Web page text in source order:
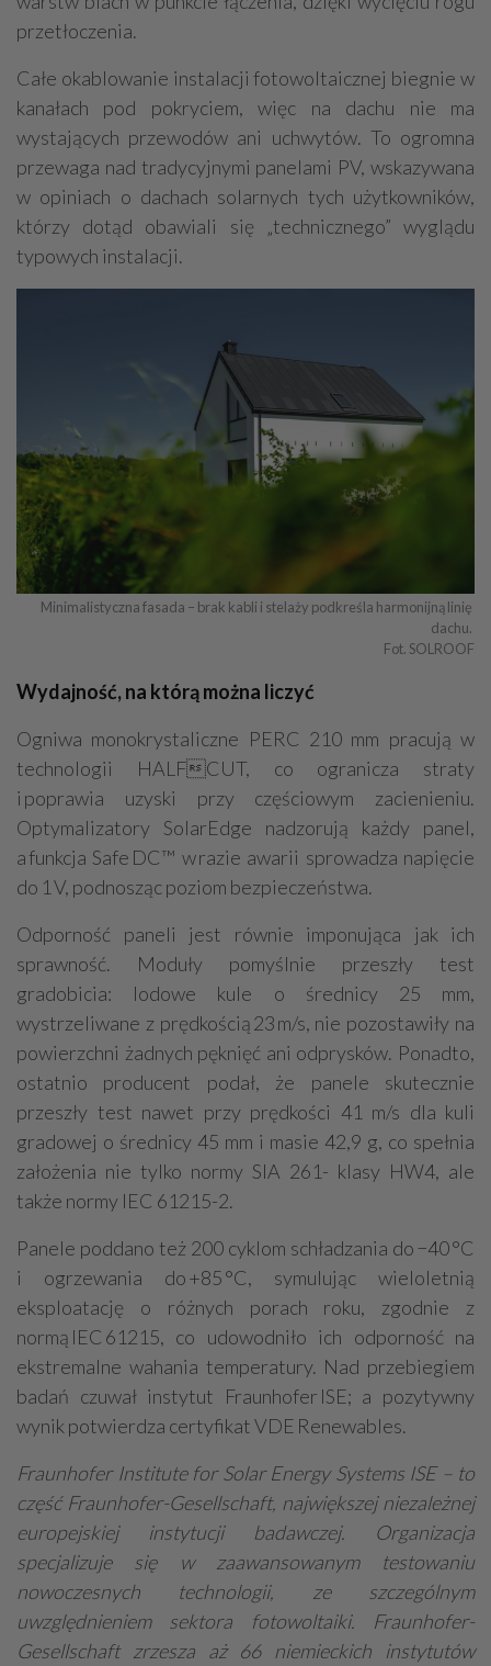
przetłoczenia.
Całe okablowanie instalacji fotowoltaicznej biegnie w
kanałach pod pokryciem, więc na dachu nie ma
wystających przewodów ani uchwytów. To ogromna
przewaga nad tradycyjnymi panelami PV, wskazywana
w opiniach o dachach solarnych tych użytkowników,
którzy dotąd obawiali się „technicznego” wyglądu
typowych instalacji.
Minimalistyczna fasada – brak kabli i stelaży podkreśla harmonijną linię
dachu.
Fot. SOLROOF
Wydajność, na którą można liczyć
Ogniwa monokrystaliczne PERC 210 mm pracują w
technologii HALFCUT, co ogranicza straty
i poprawia uzyski przy częściowym zacienieniu.
Optymalizatory SolarEdge nadzorują każdy panel,
a funkcja Safe DC™ w razie awarii sprowadza napięcie
do 1 V, podnosząc poziom bezpieczeństwa.
Odporność paneli jest równie imponująca jak ich
sprawność. Moduły pomyślnie przeszły test
gradobicia: lodowe kule o średnicy 25 mm,
wystrzeliwane z prędkością 23 m/s, nie pozostawiły na
powierzchni żadnych pęknięć ani odprysków. Ponadto,
ostatnio producent podał, że panele skutecznie
przeszły test nawet przy prędkości 41 m/s dla kuli
gradowej o średnicy 45 mm i masie 42,9 g, co spełnia
założenia nie tylko normy SIA 261- klasy HW4, ale
także normy IEC 61215-2.
Panele poddano też 200 cyklom schładzania do −40 °C
i ogrzewania do +85 °C, symulując wieloletnią
eksploatację o różnych porach roku, zgodnie z
normą IEC 61215, co udowodniło ich odporność na
ekstremalne wahania temperatury. Nad przebiegiem
badań czuwał instytut Fraunhofer ISE; a pozytywny
wynik potwierdza certyfikat VDE Renewables.
Fraunhofer Institute for Solar Energy Systems ISE – to
część Fraunhofer-Gesellschaft, największej niezależnej
europejskiej instytucji badawczej. Organizacja
specjalizuje się w zaawansowanym testowaniu
nowoczesnych technologii, ze szczególnym
uwzględnieniem sektora fotowoltaiki. Fraunhofer-
Gesellschaft zrzesza aż 66 niemieckich instytutów